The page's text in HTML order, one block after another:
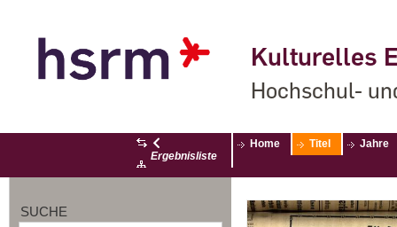
Kulturelles
Hochschul-
Ergebnisliste
Home Titel Jahre
SUCHE